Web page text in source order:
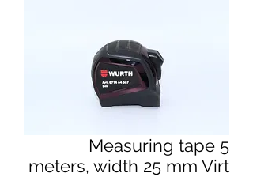
Measuring tape 5
meters, width 25 mm Virt